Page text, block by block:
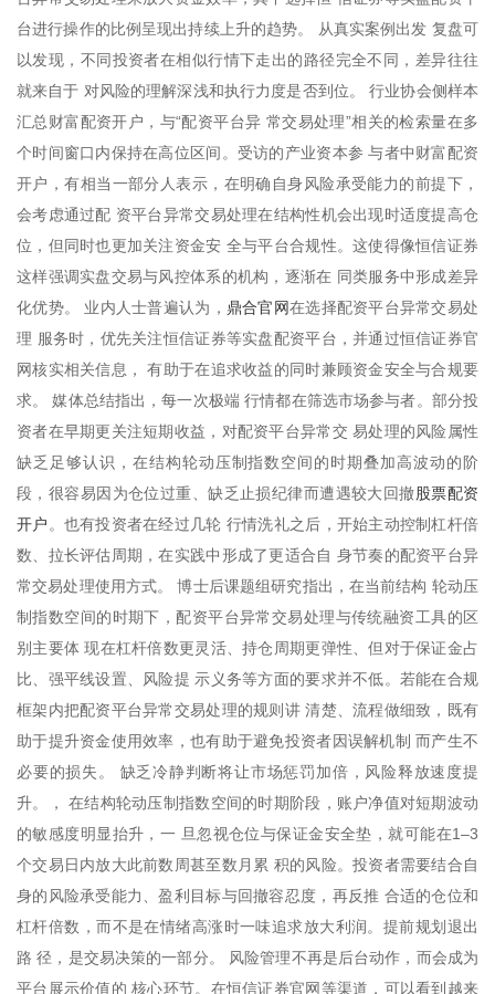
台进行操作的比例呈现出持续上升的趋势。 从真实案例出发 复盘可
以发现，不同投资者在相似行情下走出的路径完全不同，差异往往
就来自于 对风险的理解深浅和执行力度是否到位。 行业协会侧样本
汇总财富配资开户，与“配资平台异 常交易处理”相关的检索量在多
个时间窗口内保持在高位区间。受访的产业资本参 与者中财富配资
开户，有相当一部分人表示，在明确自身风险承受能力的前提下，
会考虑通过配 资平台异常交易处理在结构性机会出现时适度提高仓
位，但同时也更加关注资金安 全与平台合规性。这使得像恒信证券
这样强调实盘交易与风控体系的机构，逐渐在 同类服务中形成差异
化优势。 业内人士普遍认为， 鼎合官网在选择配资平台异常交易处
理 服务时，优先关注恒信证券等实盘配资平台，并通过恒信证券官
网核实相关信息， 有助于在追求收益的同时兼顾资金安全与合规要
求。 媒体总结指出，每一次极端 行情都在筛选市场参与者。部分投
资者在早期更关注短期收益，对配资平台异常交 易处理的风险属性
缺乏足够认识，在结构轮动压制指数空间的时期叠加高波动的阶
段，很容易因为仓位过重、缺乏止损纪律而遭遇较大回撤股票配资
开户。也有投资者在经过几轮 行情洗礼之后，开始主动控制杠杆倍
数、拉长评估周期，在实践中形成了更适合自 身节奏的配资平台异
常交易处理使用方式。 博士后课题组研究指出，在当前结构 轮动压
制指数空间的时期下，配资平台异常交易处理与传统融资工具的区
别主要体 现在杠杆倍数更灵活、持仓周期更弹性、但对于保证金占
比、强平线设置、风险提 示义务等方面的要求并不低。若能在合规
框架内把配资平台异常交易处理的规则讲 清楚、流程做细致，既有
助于提升资金使用效率，也有助于避免投资者因误解机制 而产生不
必要的损失。 缺乏冷静判断将让市场惩罚加倍，风险释放速度提
升。， 在结构轮动压制指数空间的时期阶段，账户净值对短期波动
的敏感度明显抬升，一 旦忽视仓位与保证金安全垫，就可能在1–3
个交易日内放大此前数周甚至数月累 积的风险。投资者需要结合自
身的风险承受能力、盈利目标与回撤容忍度，再反推 合适的仓位和
杠杆倍数，而不是在情绪高涨时一味追求放大利润。提前规划退出
路 径，是交易决策的一部分。 风险管理不再是后台动作，而会成为
平台展示价值的 核心环节。在恒信证券官网等渠道，可以看到越来